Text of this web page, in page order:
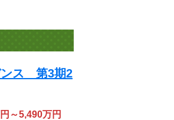
ンス 第3期2
～5,490万円